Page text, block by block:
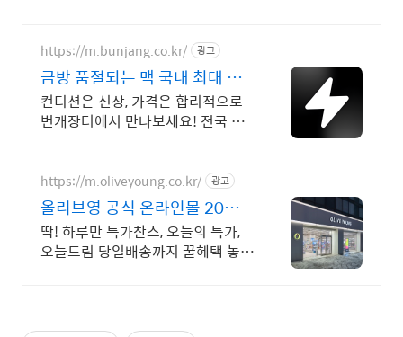
https://m.bunjang.co.kr/ 광고
금방 품절되는 맥 국내 최대 브
랜드 중고거래
컨디션은 신상, 가격은 합리적으로
번개장터에서 만나보세요! 전국 각
로드
https://m.oliveyoung.co.kr/ 광고
올리브영 공식 온라인몰 20시
이전 주문은 오늘드림
딱! 하루만 특가찬스, 오늘의 특가,
오늘드림 당일배송까지 꿀혜택 놓치